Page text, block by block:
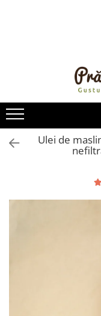
ULEIURI ȘI UNTURI
MĂSLINE
NUCI ȘI SEMINȚE
FRUCTE
ÎNDULCITORI
FRUCTE LA CONSERVĂ
CREME ȘI PASTE
Ulei de